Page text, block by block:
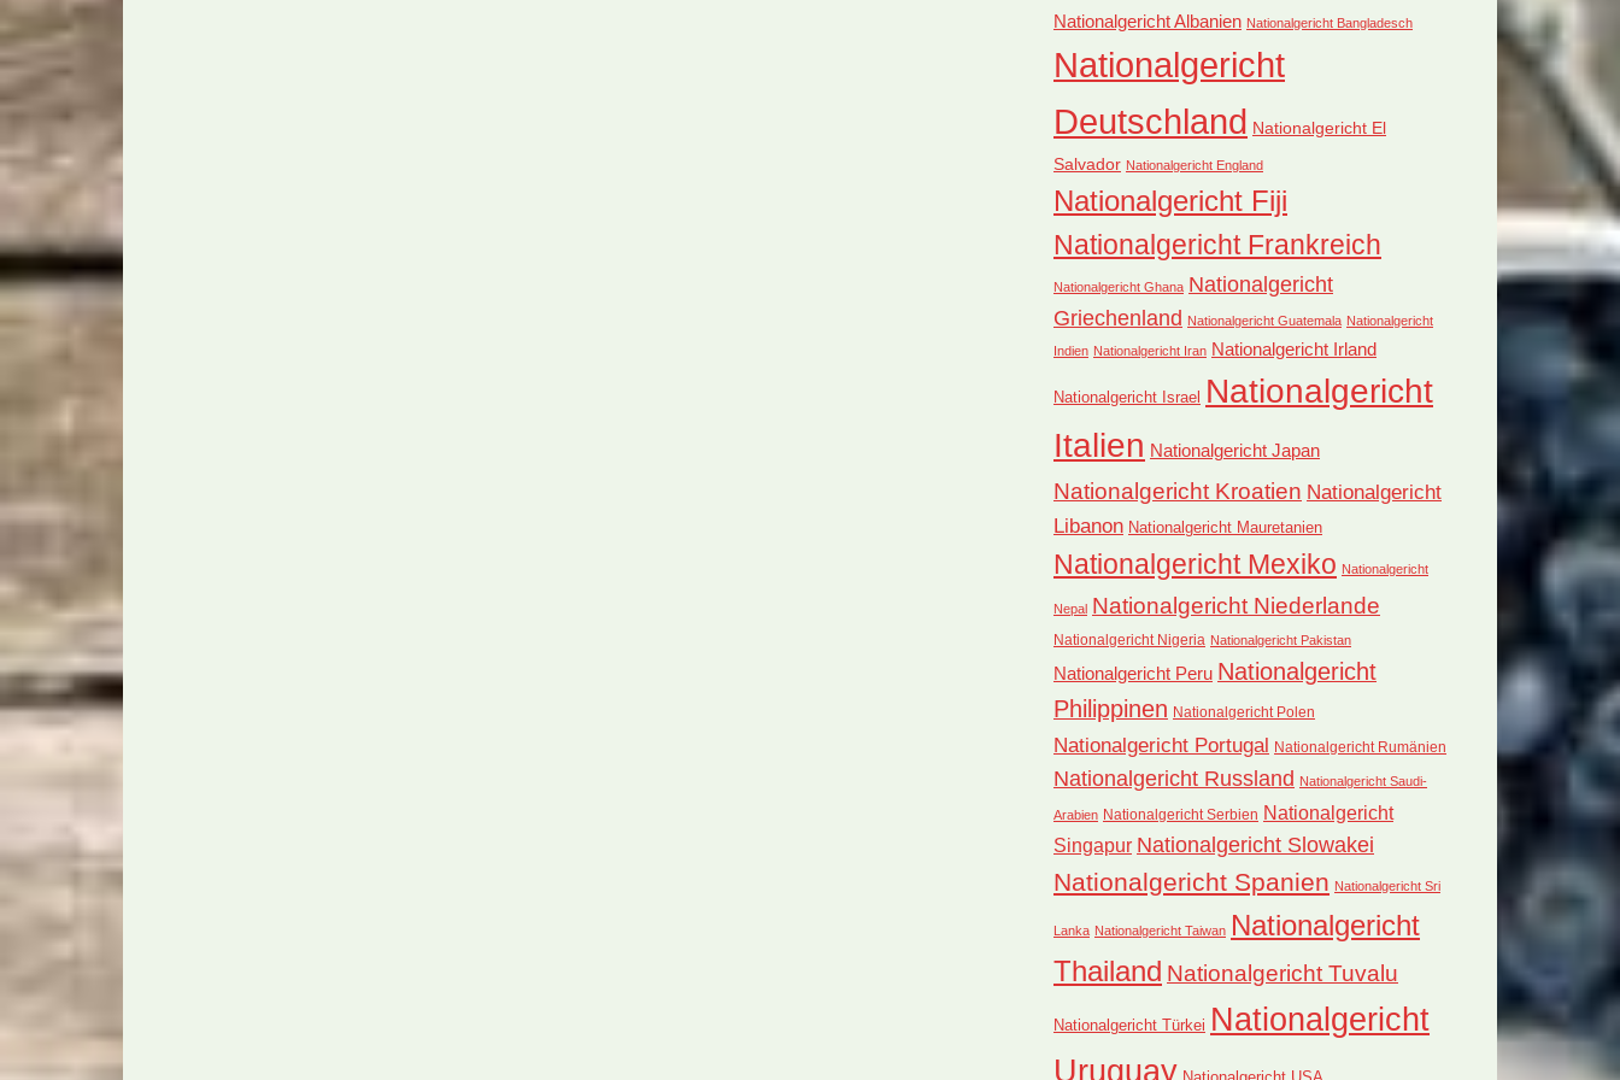
Nationalgericht Albanien Nationalgericht Bangladesch
Nationalgericht
Deutschland Nationalgericht El
Salvador Nationalgericht England
Nationalgericht Fiji
Nationalgericht Frankreich
Nationalgericht Ghana Nationalgericht
Griechenland Nationalgericht Guatemala Nationalgericht
Indien Nationalgericht Iran Nationalgericht Irland
Nationalgericht Israel Nationalgericht
Italien Nationalgericht Japan
Nationalgericht Kroatien Nationalgericht
Libanon Nationalgericht Mauretanien
Nationalgericht Mexiko Nationalgericht
Nepal Nationalgericht Niederlande
Nationalgericht Nigeria Nationalgericht Pakistan
Nationalgericht Peru Nationalgericht
Philippinen Nationalgericht Polen
Nationalgericht Portugal Nationalgericht Rumänien
Nationalgericht Russland Nationalgericht Saudi-
Arabien Nationalgericht Serbien Nationalgericht
Singapur Nationalgericht Slowakei
Nationalgericht Spanien Nationalgericht Sri
Lanka Nationalgericht Taiwan Nationalgericht
Thailand Nationalgericht Tuvalu
Nationalgericht Türkei Nationalgericht
Uruguay